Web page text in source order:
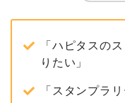
「ハピタスの
りたい」
「スタンプラ